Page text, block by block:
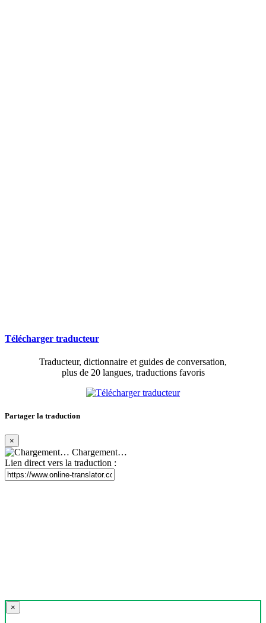
Télécharger traducteur
Traducteur, dictionnaire et guides de conversation,
plus de 20 langues, traductions favoris
Partager la traduction
×
Chargement…
Lien direct vers la traduction :
×